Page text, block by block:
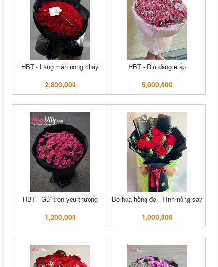
HBT - Lãng mạn nồng cháy
2,800,000
HBT - Dịu dàng e ấp
5,000,000
HBT - Gửi trọn yêu thương
1,200,000
Bó hoa hồng đỏ - Tình nồng say
1,000,000